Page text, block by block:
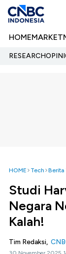
HOMEMARKET
RESEARCH
HOME Tech Berita
Studi
Negara
Kalah!
Tim Redaksi,